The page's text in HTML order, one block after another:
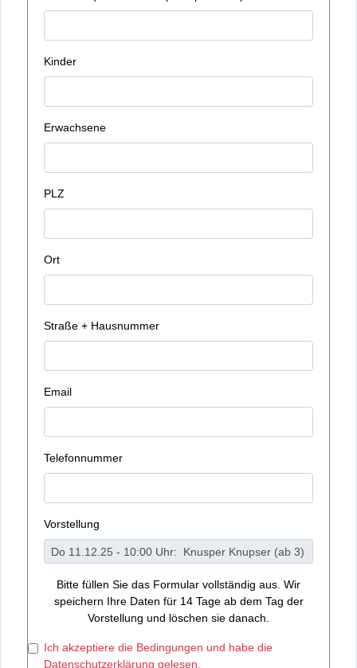
Kinder
Erwachsene
PLZ
Ort
Straße + Hausnummer
Email
Telefonnummer
Vorstellung
Bitte füllen Sie das Formular vollständig aus. Wir
speichern Ihre Daten für 14 Tage ab dem Tag der
Vorstellung und löschen sie danach.
Ich akzeptiere die Bedingungen und habe die
Datenschutzerklärung gelesen.